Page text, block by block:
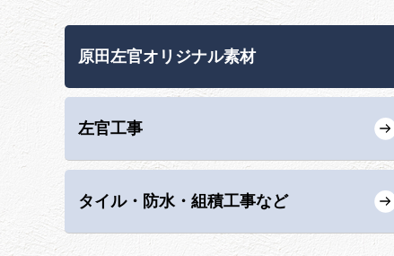
原田左官オリジナル素材
左官工事
タイル・防水・組積工事など